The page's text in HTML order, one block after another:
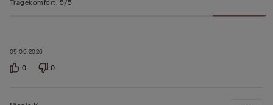
05.05.2026
Tragekomfort: 5/5
0 0